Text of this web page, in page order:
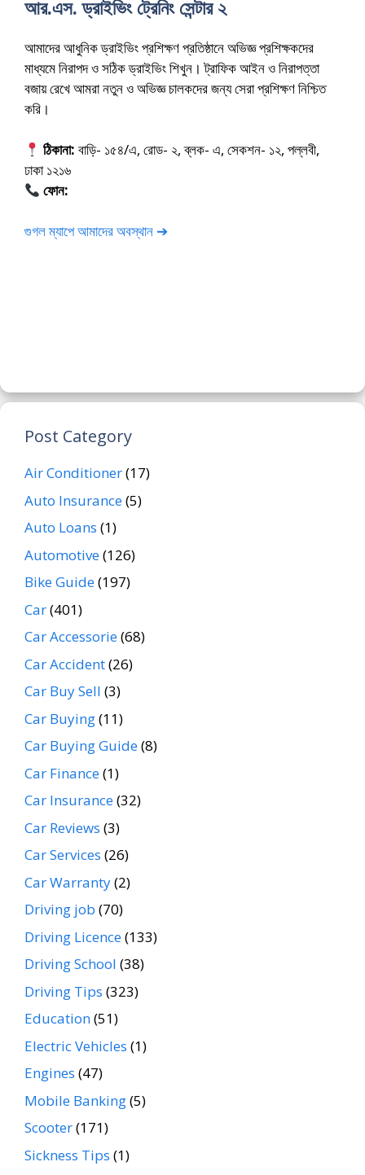
আর.এস. ড্রাইভিং ট্রেনিং সেন্টার ২
আমাদের আধুনিক ড্রাইভিং প্রশিক্ষণ প্রতিষ্ঠানে অভিজ্ঞ প্রশিক্ষকদের
মাধ্যমে নিরাপদ ও সঠিক ড্রাইভিং শিখুন। ট্রাফিক আইন ও নিরাপত্তা
বজায় রেখে আমরা নতুন ও অভিজ্ঞ চালকদের জন্য সেরা প্রশিক্ষণ নিশ্চিত
করি।
ঠিকানা: বাড়ি- ১৫৪/এ, রোড- ২, ব্লক- এ, সেকশন- ১২, পল্লবী,
ঢাকা ১২১৬
ফোন:
গুগল ম্যাপে আমাদের অবস্থান ➔
Post Category
Air Conditioner(17)
Auto Insurance(5)
Auto Loans (1)
Automotive(126)
Bike Guide(197)
Car(401)
Car Accessorie(68)
Car Accident(26)
Car Buy Sell (3)
Car Buying(11)
Car Buying Guide(8)
Car Finance(1)
Car Insurance(32)
Car Reviews (3)
Car Services (26)
Car Warranty(2)
Driving job (70)
Driving Licence(133)
Driving School (38)
Driving Tips (323)
Education(51)
Electric Vehicles (1)
Engines (47)
Mobile Banking(5)
Scooter(171)
Sickness Tips (1)